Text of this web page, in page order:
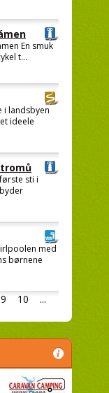
9 10 ...
En smuk
t...
landsbyen
ideele
sti i
med
børnene